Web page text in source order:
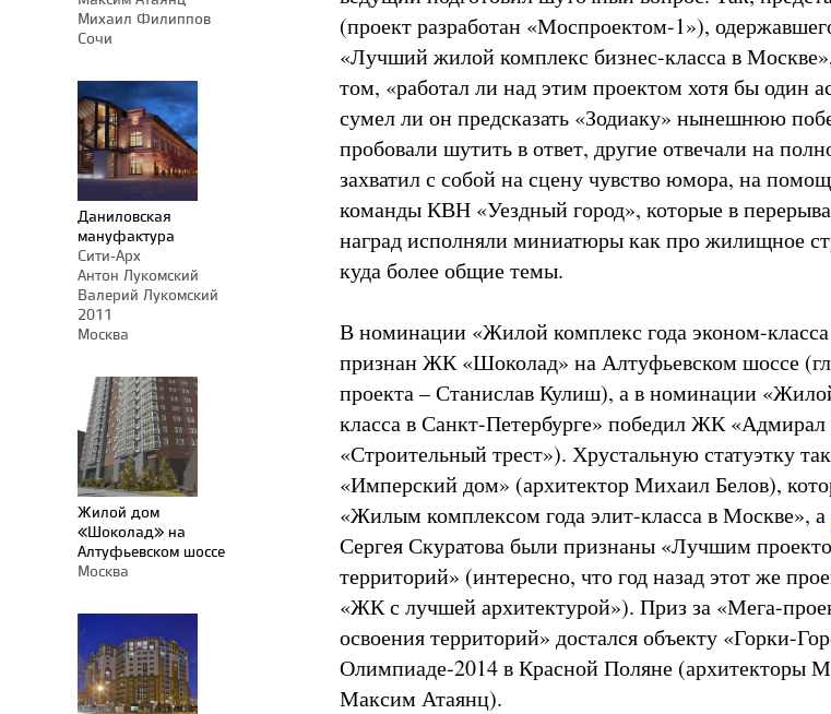
Михаил Филиппов
Сочи
Даниловская
мануфактура
Сити-Арх
Антон Лукомский
Валерий Лукомский
2011
Москва
Жилой дом
«Шоколад» на
Алтуфьевском шоссе
Москва
(проект разработан «Моспроектом-1»),
«Лучший жилой комплекс бизнес-класса в
том, «работал ли над этим проектом хотя бы один
сумел ли он предсказать «Зодиаку» нынешнюю
пробовали шутить в ответ, другие отвечали на
захватил с собой на сцену чувство юмора, на
команды КВН «Уездный город», которые в
наград исполняли миниатюры как про жилищное
куда более общие темы.
В номинации «Жилой комплекс года эконом-
признан ЖК «Шоколад» на Алтуфьевском шоссе
проекта – Станислав Кулиш), а в номинации
класса в Санкт-Петербурге» победил ЖК
«Строительный трест»). Хрустальную статуэтку
«Имперский дом» (архитектор Михаил Белов),
«Жилым комплексом года элит-класса в Москве», а
Сергея Скуратова были признаны «Лучшим
территорий» (интересно, что год назад этот же
«ЖК с лучшей архитектурой»). Приз за «Мега-
освоения территорий» достался объекту «Горки-
Олимпиаде-2014 в Красной Поляне (архитекторы
Максим Атаянц).